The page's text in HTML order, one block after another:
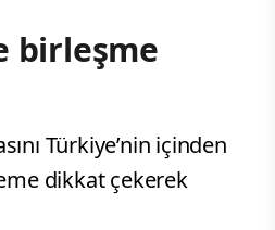
birleşme
Türkiye’nin içinden
dikkat çekerek